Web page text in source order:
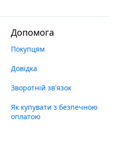
Допомога
Покупцям
Довідка
Зворотній зв'язок
Як купувати з безпечною
оплатою